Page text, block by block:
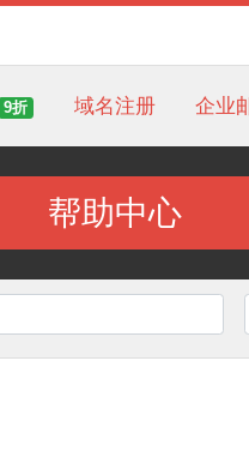
9折 域名注册 企业
帮助中心